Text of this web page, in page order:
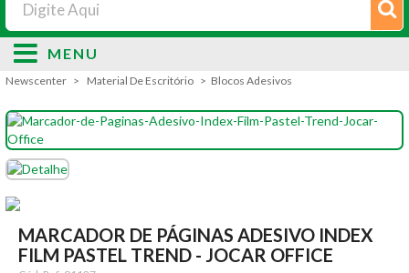
MENU
Newscenter Material De Escritório Blocos Adesivos
MARCADOR DE PÁGINAS ADESIVO INDEX
FILM PASTEL TREND - JOCAR OFFICE